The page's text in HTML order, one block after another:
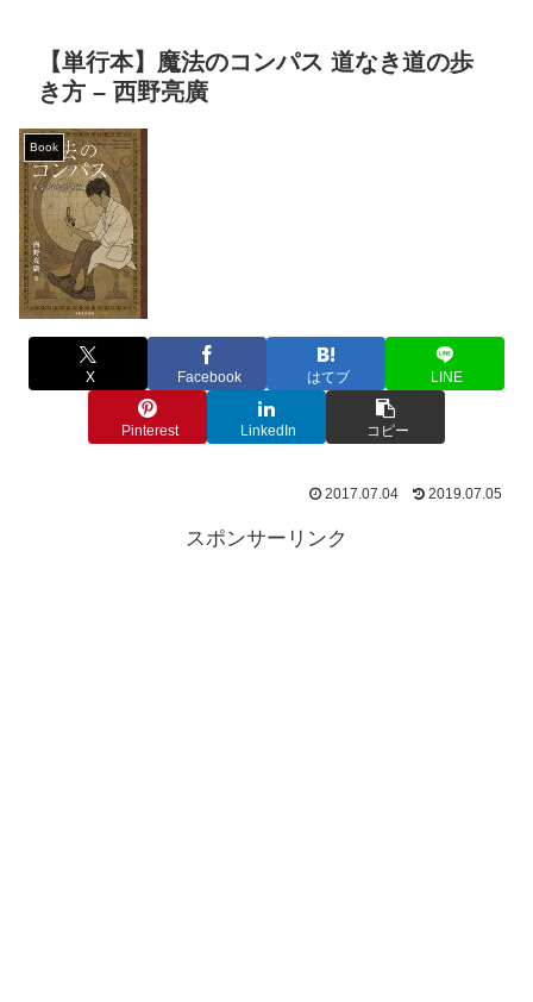
【単行本】魔法のコンパス 道なき道の歩
き方 – 西野亮廣
Book
X Facebook はてブ LINE
Pinterest LinkedIn コピー
2017.07.04 2019.07.05
スポンサーリンク